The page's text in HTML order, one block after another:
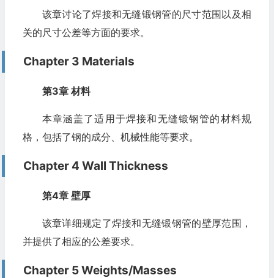
该章讨论了焊接和无缝锻钢管的尺寸范围以及相
关的尺寸公差等方面的要求。
Chapter 3 Materials
第3章 材料
本章涵盖了适用于焊接和无缝锻钢管的材料规
格，包括了钢的成分、机械性能等要求。
Chapter 4 Wall Thickness
第4章 壁厚
该章详细规定了焊接和无缝锻钢管的壁厚范围，
并提供了相应的公差要求。
Chapter 5 Weights/Masses